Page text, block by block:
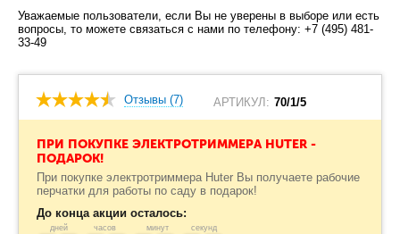
Уважаемые пользователи, если Вы не уверены в выборе или есть
вопросы, то можете связаться с нами по телефону: +7 (495) 481-
33-49
Отзывы (7) АРТИКУЛ: 70/1/5
ПРИ ПОКУПКЕ ЭЛЕКТРОТРИММЕРА HUTER -
ПОДАРОК!
При покупке электротриммера Huter Вы получаете рабочие
перчатки для работы по саду в подарок!
До конца акции осталось:
дней часов минут секунд